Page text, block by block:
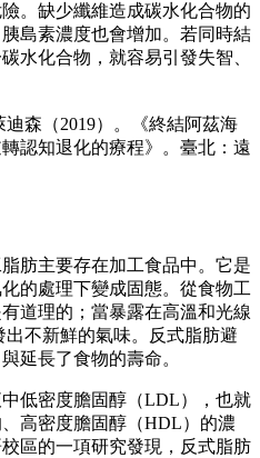
。缺少纖維造成碳水化合物的
島素濃度也會增加。若同時結
水化合物，就容易引發失智、
迪森（2019）。《終結阿茲海
認知退化的療程》。臺北：遠
肪主要存在加工食品中。它是
的處理下變成固態。從食物工
道理的；當暴露在高溫和光線
出不新鮮的氣味。反式脂肪避
延長了食物的壽命。
低密度膽固醇（LDL），也就
高密度膽固醇（HDL）的濃
區的一項研究發現，反式脂肪